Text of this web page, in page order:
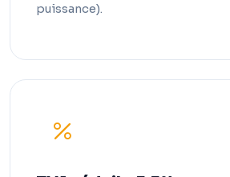
puissance).